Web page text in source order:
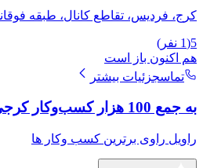
کرج، فردیس، تقاطع کانال، طبقه
5
(
1 نفر)
هم اکنون باز است
تماسجزئیات بیشتر
به جمع 100 هزار کسب‌وکار کرجی در راویل بپیوندید
راویل راوی برترین کسب وکار ها